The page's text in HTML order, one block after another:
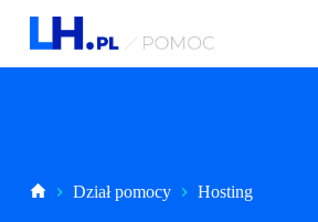
P
StronaDział pomocy Hosting